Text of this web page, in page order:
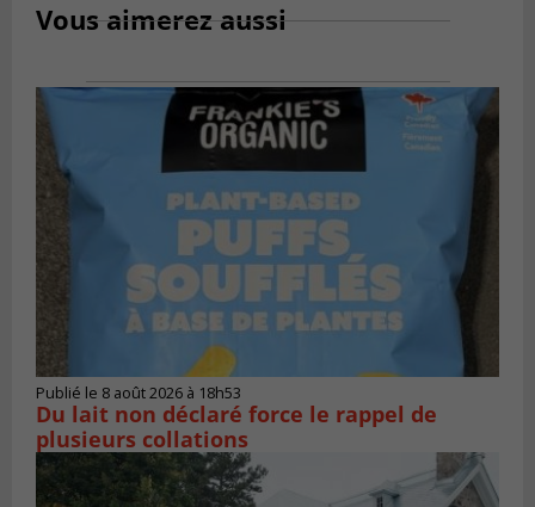
Vous aimerez aussi
Publié le 8 août 2026 à 18h53
Du lait non déclaré force le rappel de
plusieurs collations